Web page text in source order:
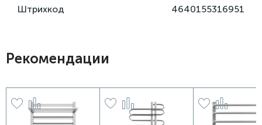
Штрихкод 4640155316951
Рекомендации